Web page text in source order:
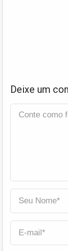
Deixe um